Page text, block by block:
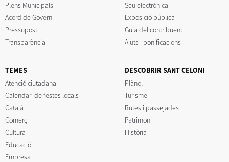
Plens Municipals
Acord de Govern
Pressupost
Transparència
Seu electrònica
Exposició pública
Guia del contribuent
Ajuts i bonificacions
TEMES
Atenció ciutadana
Calendari de festes locals
Català
Comerç
Cultura
Educació
Empresa
DESCOBRIR SANT CELONI
Plànol
Turisme
Rutes i passejades
Patrimoni
Història